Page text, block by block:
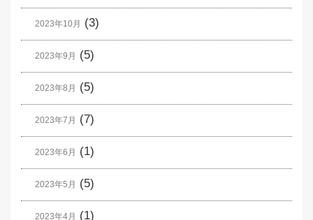
2023年10月 (3)
2023年9月 (5)
2023年8月 (5)
2023年7月 (7)
2023年6月 (1)
2023年5月 (5)
2023年4月 (1)